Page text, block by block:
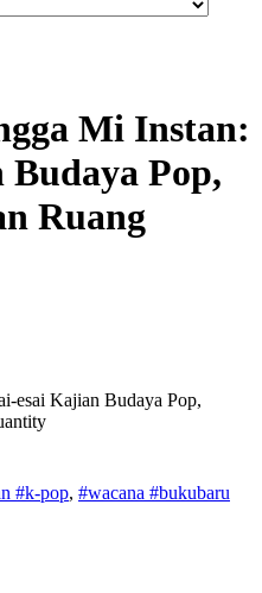
Mi Instan:
Pop,
Ruang
esai Kajian Budaya Pop,
#k-pop, #wacana #bukubaru